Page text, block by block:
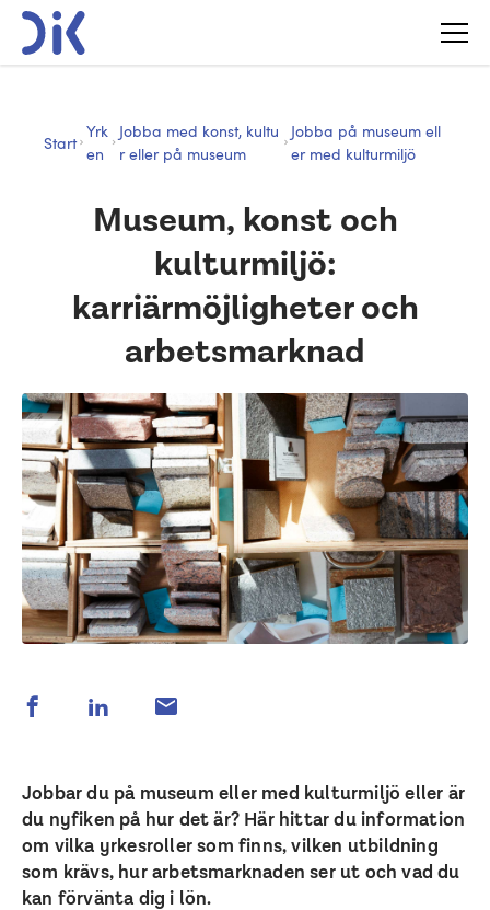
Start
Yrk
en
Jobba med konst, kultu
r eller på museum
Jobba på museum ell
er med kulturmiljö
Museum, konst och
kulturmiljö:
karriärmöjligheter och
arbetsmarknad
Jobbar du på museum eller med kulturmiljö eller är
du nyfiken på hur det är? Här hittar du information
om vilka yrkesroller som finns, vilken utbildning
som krävs, hur arbetsmarknaden ser ut och vad du
kan förvänta dig i lön.